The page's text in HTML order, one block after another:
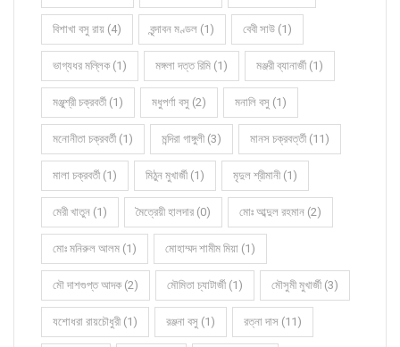
বিশাখা বসু রায় (4) বৃন্দাবন মণ্ডল (1) বেবী সাউ (1)
ভাগ্যধর মল্লিক (1) মঙ্গলা দত্ত রিমি (1) মঞ্জরী ব্যানার্জী (1)
মঞ্জুশ্রী চক্রবর্তী (1) মধুপর্ণা বসু (2) মনালি বসু (1)
মনোনীতা চক্রবর্তী (1) মন্দিরা গাঙ্গুলী (3) মানস চক্রবর্ত্তী (11)
মালা চক্রবর্তী (1) মিঠুন মুখার্জী (1) মৃদুল শ্রীমানী (1)
মেরী খাতুন (1) মৈত্রেয়ী হালদার (0) মোঃ আব্দুল রহমান (2)
মোঃ মনিরুল আলম (1) মোহাম্মদ শামীম মিয়া (1)
মৌ দাশগুপ্ত আদক (2) মৌমিতা চ্যাটার্জী (1) মৌসুমী মুখার্জী (3)
যশোধরা রায়চৌধুরী (1) রঞ্জনা বসু (1) রত্না দাস (11)